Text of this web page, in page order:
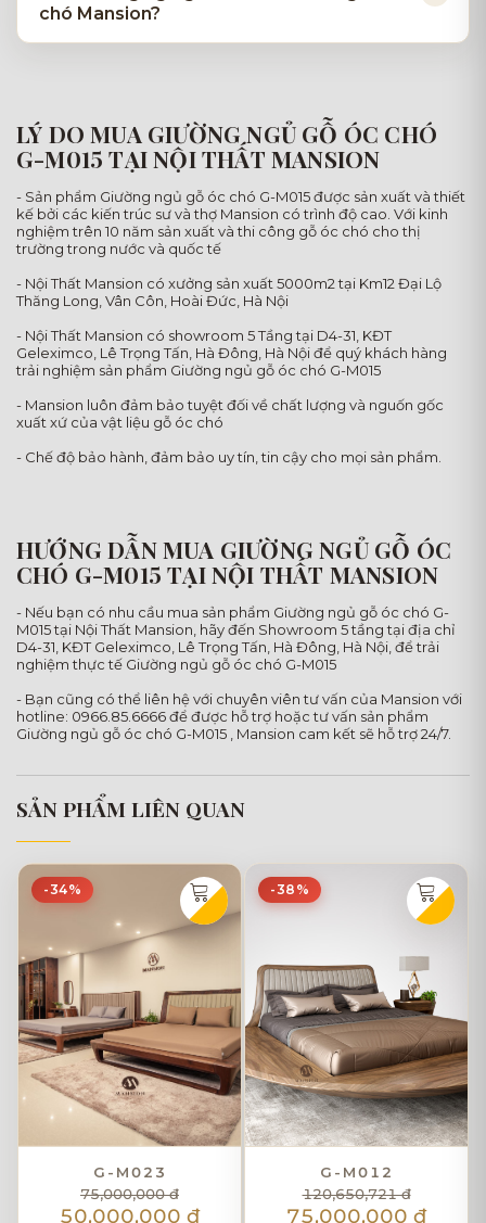
chó Mansion?
LÝ DO MUA GIƯỜNG NGỦ GỖ ÓC CHÓ
G-M015 TẠI NỘI THẤT MANSION
- Sản phẩm Giường ngủ gỗ óc chó G-M015 được sản xuất và thiết
kế bởi các kiến trúc sư và thợ Mansion có trình độ cao. Với kinh
nghiệm trên 10 năm sản xuất và thi công gỗ óc chó cho thị
trường trong nước và quốc tế
- Nội Thất Mansion có xưởng sản xuất 5000m2 tại Km12 Đại Lộ
Thăng Long, Vân Côn, Hoài Đức, Hà Nội
- Nội Thất Mansion có showroom 5 Tầng tại D4-31, KĐT
Geleximco, Lê Trọng Tấn, Hà Đông, Hà Nội để quý khách hàng
trải nghiệm sản phẩm Giường ngủ gỗ óc chó G-M015
- Mansion luôn đảm bảo tuyệt đối về chất lượng và nguốn gốc
xuất xứ của vật liệu gỗ óc chó
- Chế độ bảo hành, đảm bảo uy tín, tin cậy cho mọi sản phẩm.
HƯỚNG DẪN MUA GIƯỜNG NGỦ GỖ ÓC
CHÓ G-M015 TẠI NỘI THẤT MANSION
- Nếu bạn có nhu cầu mua sản phẩm Giường ngủ gỗ óc chó G-
M015 tại Nội Thất Mansion, hãy đến Showroom 5 tầng tại địa chỉ
D4-31, KĐT Geleximco, Lê Trọng Tấn, Hà Đông, Hà Nội, để trải
nghiệm thực tế Giường ngủ gỗ óc chó G-M015
- Bạn cũng có thể liên hệ với chuyên viên tư vấn của Mansion với
hotline: 0966.85.6666 để được hỗ trợ hoặc tư vấn sản phẩm
Giường ngủ gỗ óc chó G-M015 , Mansion cam kết sẽ hỗ trợ 24/7.
SẢN PHẨM LIÊN QUAN
-34%
G-M023
75,000,000 đ
50,000,000 đ
-38%
G-M012
120,650,721 đ
75,000,000 đ